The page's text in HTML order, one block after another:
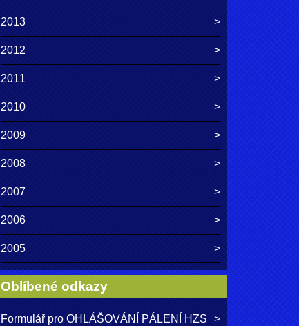
2013
2012
2011
2010
2009
2008
2007
2006
2005
Oblíbené odkazy
Formulář pro OHLÁŠOVÁNÍ PÁLENÍ HZS